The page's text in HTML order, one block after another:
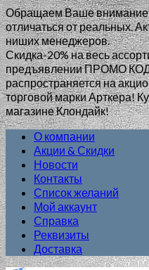
Обращаем Ваше внимание
отличаться от реальных.
ниших менеджеров.
Скидка-20% на весь
предъявлении ПРОМО
распространяется на
торговой марки Арткера!
магазине Клондайк!
О компании
Акции & Скидки
Новости
Контакты
Список желаний
Мой аккаунт
Справка
Реквизиты
Доставка